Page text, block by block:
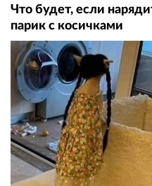
Что будет, если
парик с косичками